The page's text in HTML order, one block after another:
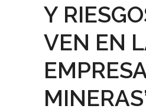
Y
VEN EN